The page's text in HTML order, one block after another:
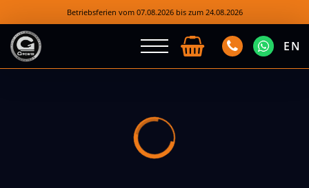
Betriebsferien vom 07.08.2026 bis zum 24.08.2026
EN